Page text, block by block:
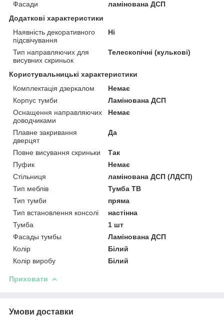
Фасади
ламінована ДСП
Додаткові характеристики
Наявність декоративного
підсвічування
Ні
Тип направляючих для
висувних скриньок
Телескопічні (кулькові)
Користувальницькі характеристики
Комплектація дзеркалом
Немає
Корпус тумби
Ламінована ДСП
Оснащення направляючих
доводчиками
Немає
Плавне закривання
дверцят
Да
Повне висування скриньки
Так
Пуфик
Немає
Стільниця
ламінована ДСП (ЛДСП)
Тип меблів
Тумба ТВ
Тип тумби
пряма
Тип встановлення консолі
настінна
Тумба
1 шт
Фасады тумбы
Ламінована ДСП
Колір
Білий
Колір виробу
Білий
Приховати
Умови доставки